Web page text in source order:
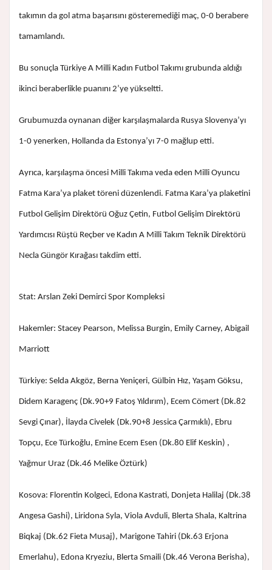
takımın da gol atma başarısını gösteremediği maç, 0-0 berabere
tamamlandı.
Bu sonuçla Türkiye A Milli Kadın Futbol Takımı grubunda aldığı
ikinci beraberlikle puanını 2’ye yükseltti.
Grubumuzda oynanan diğer karşılaşmalarda Rusya Slovenya’yı
1-0 yenerken, Hollanda da Estonya’yı 7-0 mağlup etti.
Ayrıca, karşılaşma öncesi Milli Takıma veda eden Milli Oyuncu
Fatma Kara’ya plaket töreni düzenlendi. Fatma Kara’ya plaketini
Futbol Gelişim Direktörü Oğuz Çetin, Futbol Gelişim Direktörü
Yardımcısı Rüştü Reçber ve Kadın A Milli Takım Teknik Direktörü
Necla Güngör Kırağası takdim etti.
Stat: Arslan Zeki Demirci Spor Kompleksi
Hakemler: Stacey Pearson, Melissa Burgin, Emily Carney, Abigail
Marriott
Türkiye: Selda Akgöz, Berna Yeniçeri, Gülbin Hız, Yaşam Göksu,
Didem Karagenç (Dk.90+9 Fatoş Yıldırım), Ecem Cömert (Dk.82
Sevgi Çınar), İlayda Civelek (Dk.90+8 Jessica Çarmıklı), Ebru
Topçu, Ece Türkoğlu, Emine Ecem Esen (Dk.80 Elif Keskin) ,
Yağmur Uraz (Dk.46 Melike Öztürk)
Kosova: Florentin Kolgeci, Edona Kastrati, Donjeta Halilaj (Dk.38
Angesa Gashi), Liridona Syla, Viola Avduli, Blerta Shala, Kaltrina
Biqkaj (Dk.62 Fieta Musaj), Marigone Tahiri (Dk.63 Erjona
Emerlahu), Edona Kryeziu, Blerta Smaili (Dk.46 Verona Berisha),